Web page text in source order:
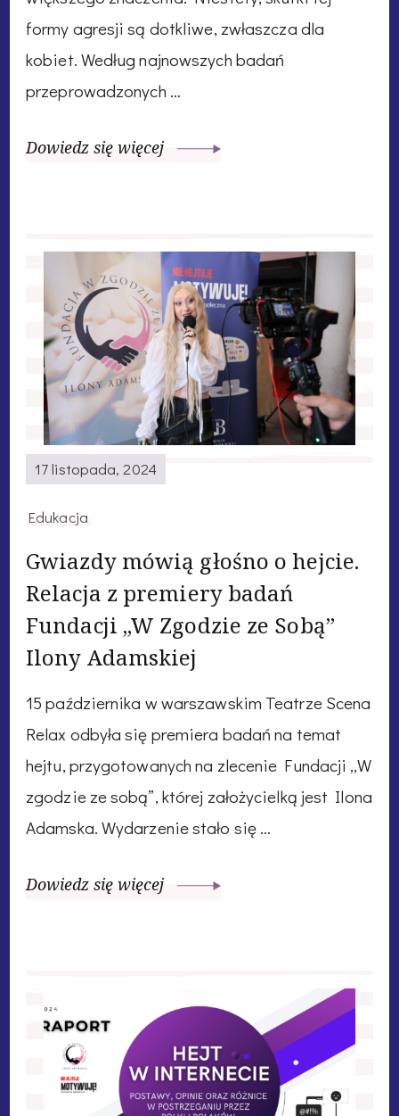
formy agresji są dotkliwe, zwłaszcza dla
kobiet. Według najnowszych badań
przeprowadzonych …
Dowiedz się więcej
17 listopada, 2024
Edukacja
Gwiazdy mówią głośno o hejcie.
Relacja z premiery badań
Fundacji „W Zgodzie ze Sobą”
Ilony Adamskiej
15 października w warszawskim Teatrze Scena
Relax odbyła się premiera badań na temat
hejtu, przygotowanych na zlecenie Fundacji „W
zgodzie ze sobą”, której założycielką jest Ilona
Adamska. Wydarzenie stało się …
Dowiedz się więcej